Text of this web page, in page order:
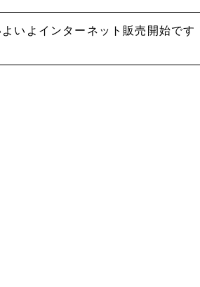
いよインターネット販売開始です